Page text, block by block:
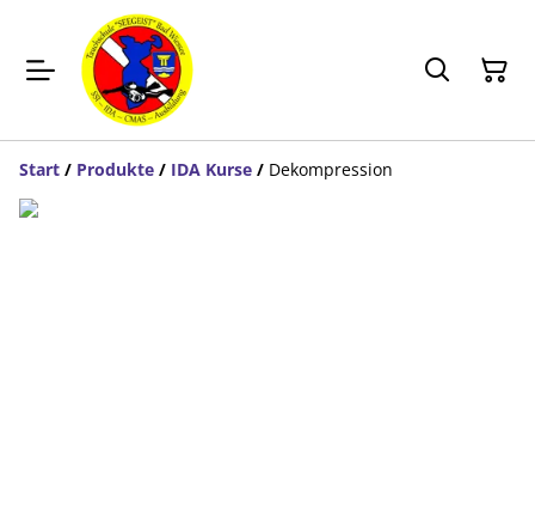
Start / Produkte / IDA Kurse / Dekompression